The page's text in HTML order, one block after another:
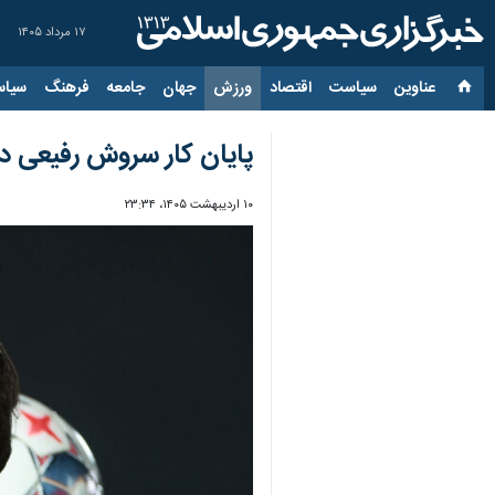
۱۷ مرداد ۱۴۰۵
عناوین‌ سیاست اقتصاد ورزش جهان جامعه فرهنگ
پایان کار سروش رفیعی
۱۰ اردیبهشت ۱۴۰۵، ۲۳:۳۴